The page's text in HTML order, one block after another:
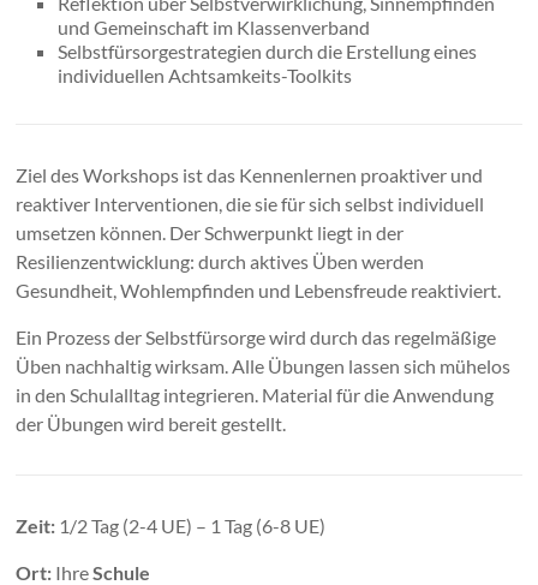
und Gemeinschaft im Klassenverband
Selbstfürsorgestrategien durch die Erstellung eines
individuellen Achtsamkeits-Toolkits
Ziel des Workshops ist das Kennenlernen proaktiver und
reaktiver Interventionen, die sie für sich selbst individuell
umsetzen können. Der Schwerpunkt liegt in der
Resilienzentwicklung: durch aktives Üben werden
Gesundheit, Wohlempfinden und Lebensfreude reaktiviert.
Ein Prozess der Selbstfürsorge wird durch das regelmäßige
Üben nachhaltig wirksam. Alle Übungen lassen sich mühelos
in den Schulalltag integrieren. Material für die Anwendung
der Übungen wird bereit gestellt.
Zeit: 1/2 Tag (2-4 UE) – 1 Tag (6-8 UE)
Ort: IhreSchule